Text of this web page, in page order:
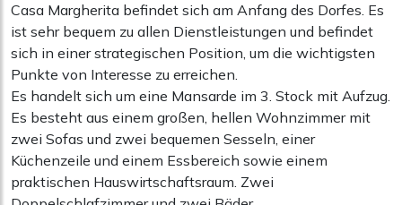
Casa Margherita befindet sich am Anfang des Dorfes. Es
ist sehr bequem zu allen Dienstleistungen und befindet
sich in einer strategischen Position, um die wichtigsten
Punkte von Interesse zu erreichen.
Es handelt sich um eine Mansarde im 3. Stock mit Aufzug.
Es besteht aus einem großen, hellen Wohnzimmer mit
zwei Sofas und zwei bequemen Sesseln, einer
Küchenzeile und einem Essbereich sowie einem
praktischen Hauswirtschaftsraum. Zwei